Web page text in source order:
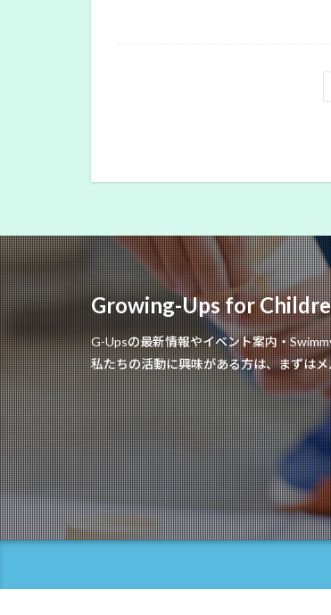
Growing-Ups for
G-Upsの最新情報やイベント案内・
私たちの活動に興味がある方は、まずは